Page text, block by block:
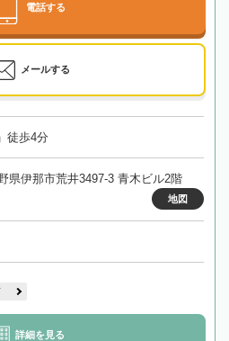
電話する
メールする
徒歩4分
県伊那市荒井3497-3 青木ビル2階
地図
詳細を見る